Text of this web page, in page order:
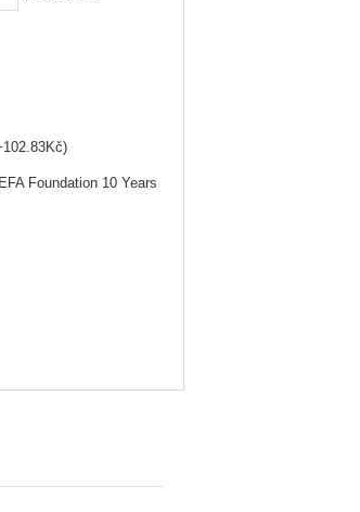
Foundation 10 Years